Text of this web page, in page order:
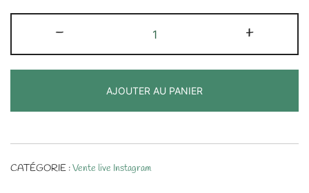
-
de
Lunes
Jaspe
Mookaite
+
AJOUTER AU PANIER
CATÉGORIE :Vente live Instagram